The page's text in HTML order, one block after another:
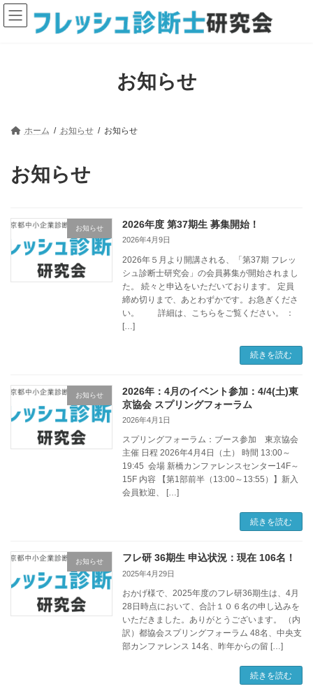
コ
ン
テ
ナ
ビ
ゲ
お知らせ
ホーム お知らせ お知らせ
お知らせ
お知らせ 2026年度 第37期生 募集開始！
2026年4月9日
2026年５月より開講される、「第37期 フレッ
シュ診断士研究会」の会員募集が開始されまし
た。 続々と申込をいただいております。 定員
締め切りまで、あとわずかです。お急ぎくださ
い。 詳細は、こちらをご覧ください。 ：
[…]
続きを読む
お知らせ
2026年：4月のイベント参加：4/4(土)東
京協会 スプリングフォーラム
2026年4月1日
スプリングフォーラム：ブース参加 東京協会
主催 日程 2026年4月4日（土） 時間 13:00～
19:45 会場 新橋カンファレンスセンター14F～
15F 内容 【第1部前半（13:00～13:55）】新入
会員歓迎、 […]
続きを読む
お知らせ フレ研 36期生 申込状況：現在 106名！
2025年4月29日
おかげ様で、2025年度のフレ研36期生は、4月
28日時点において、合計１０６名の申し込みを
いただきました。ありがとうございます。 （内
訳）都協会スプリングフォーラム 48名、中央支
部カンファレンス 14名、昨年からの留 […]
続きを読む